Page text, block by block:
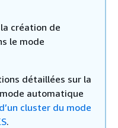
création de
le mode
détaillées sur la
automatique
cluster du mode
.